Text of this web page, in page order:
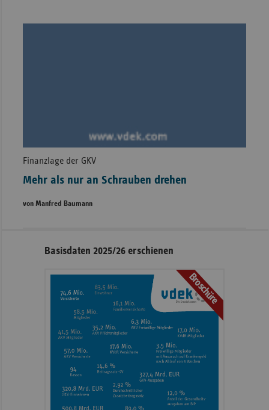
Finanzlage der GKV
Mehr als nur an Schrauben drehen
von Manfred Baumann
Seitennavigation
Seitenleiste
Informationen
Basisdaten 2025/26 erschienen
Broschüre